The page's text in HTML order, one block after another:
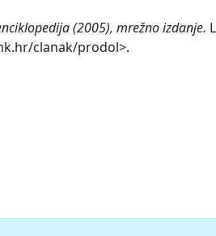
(2005), mrežno izdanje.
clanak/prodol>.